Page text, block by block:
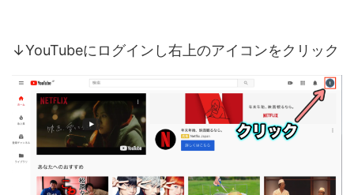
↓YouTubeにログインし右上のアイコンをクリック